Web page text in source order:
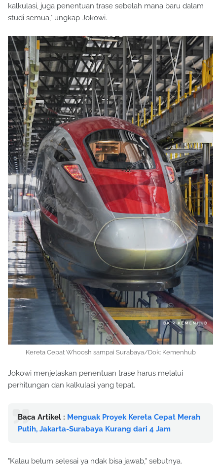
kalkulasi, juga penentuan trase sebelah mana baru dalam
studi semua," ungkap Jokowi.
Kereta Cepat Whoosh sampai Surabaya/Dok: Kemenhub
Jokowi menjelaskan penentuan trase harus melalui
perhitungan dan kalkulasi yang tepat.
Baca Artikel : Menguak Proyek Kereta Cepat Merah
Putih, Jakarta-Surabaya Kurang dari 4 Jam
"Kalau belum selesai ya ndak bisa jawab," sebutnya.